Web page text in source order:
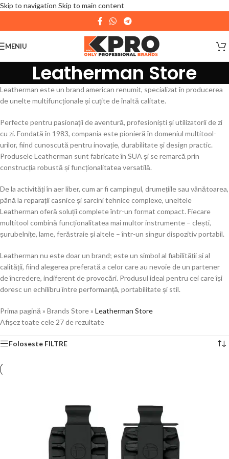
Skip to navigation Skip to main content
| 📦 Program livrari|In perioada11 August - 18
August,
magazinul KPRO este inchis. Comenziile
plasate pana in data de 10 August, la ora 15:00, vor fi
expediate. Va multumim pentru intelegere!
MENIU
Leatherman Store
Leatherman este un brand american renumit, specializat în producerea
de unelte multifuncționale și cuțite de înaltă calitate.
Perfecte pentru pasionații de aventură, profesioniști și utilizatorii de zi
cu zi. Fondată în 1983, compania este pionieră în domeniul multitool-
urilor, fiind cunoscută pentru inovație, durabilitate și design practic.
Produsele Leatherman sunt fabricate în SUA și se remarcă prin
construcția robustă și funcționalitatea versatilă.
De la activități în aer liber, cum ar fi campingul, drumețiile sau vânătoarea,
până la reparații casnice și sarcini tehnice complexe, uneltele
Leatherman oferă soluții complete într-un format compact. Fiecare
multitool combină funcționalitatea mai multor instrumente – clești,
șurubelnițe, lame, ferăstraie și altele – într-un singur dispozitiv portabil.
Leatherman nu este doar un brand; este un simbol al fiabilității și al
calității, fiind alegerea preferată a celor care au nevoie de un partener
de încredere, indiferent de provocări. Produsul ideal pentru cei care își
doresc un echilibru între performanță, portabilitate și stil.
Prima pagină » Brands Store» Leatherman Store
Afișez toate cele 27 de rezultate
Foloseste FILTRE